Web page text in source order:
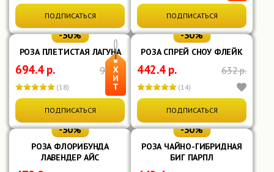
ПОДПИСАТЬСЯ ПОДПИСАТЬСЯ
-30%
РОЗА ПЛЕТИСТАЯ ЛАГУНА
694.4 р. 992 р.
(18)
ПОДПИСАТЬСЯ
-30%
РОЗА СПРЕЙ СНОУ ФЛЕЙК
442.4 р. 632 р.
(14)
ПОДПИСАТЬСЯ
-30%
РОЗА ФЛОРИБУНДА
ЛАВЕНДЕР АЙС
-30%
РОЗА ЧАЙНО-ГИБРИДНАЯ
БИГ ПАРПЛ